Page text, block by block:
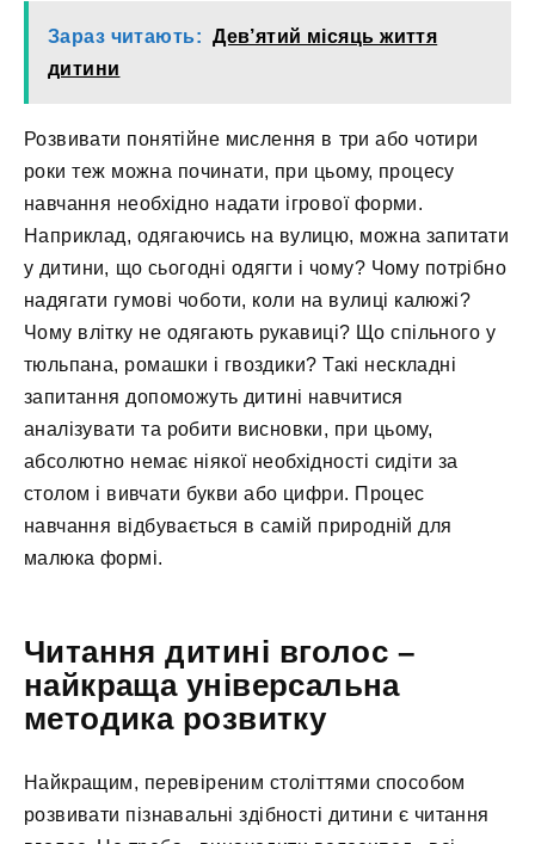
Зараз читають: ​Дев’ятий місяць життя
дитини
Розвивати понятійне мислення в три або чотири
роки теж можна починати, при цьому, процесу
навчання необхідно надати ігрової форми.
Наприклад, одягаючись на вулицю, можна запитати
у дитини, що сьогодні одягти і чому? Чому потрібно
надягати гумові чоботи, коли на вулиці калюжі?
Чому влітку не одягають рукавиці? Що спільного у
тюльпана, ромашки і гвоздики? Такі нескладні
запитання допоможуть дитині навчитися
аналізувати та робити висновки, при цьому,
абсолютно немає ніякої необхідності сидіти за
столом і вивчати букви або цифри. Процес
навчання відбувається в самій природній для
малюка формі.
Читання дитині вголос –
найкраща універсальна
методика розвитку
Найкращим, перевіреним століттями способом
розвивати пізнавальні здібності дитини є читання